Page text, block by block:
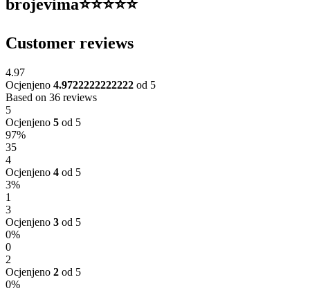
brojevima⭐️⭐️⭐️⭐️⭐️
Customer reviews
4.97
Ocjenjeno 4.9722222222222 od 5
Based on 36 reviews
5
Ocjenjeno 5 od 5
97%
35
4
Ocjenjeno 4 od 5
3%
1
3
Ocjenjeno 3 od 5
0%
0
2
Ocjenjeno 2 od 5
0%